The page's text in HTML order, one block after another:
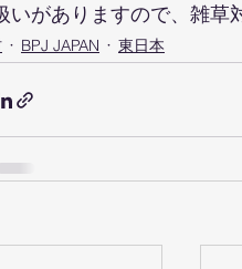
いがありますので、雑草
BPJ JAPAN 東日本